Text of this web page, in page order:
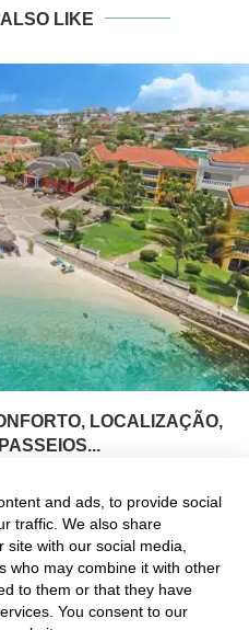
LIKE
LOCALIZAÇÃO,
and ads, to provide social
traffic. We also share
with our social media,
who may combine it with other
to them or that they have
You consent to our